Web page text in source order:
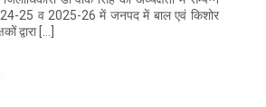
25 व 2025-26 में जनपद में बाल एवं किशोर
द्वारा […]